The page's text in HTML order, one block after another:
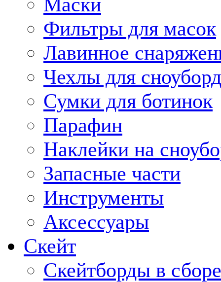
Фильтры для масок
Лавинное
Чехлы для
Сумки для ботинок
Парафин
Наклейки на
Запасные части
Инструменты
Аксессуары
Скейт
Скейтборды в сборе